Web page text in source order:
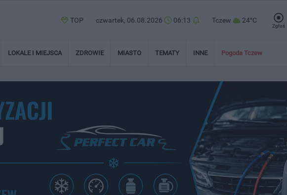
TOP czwartek, 06.08.2026 06:13 Tczew 24°C
Zgłoś
LOKALE I MIEJSCA ZDROWIE MIASTO TEMATY INNE Pogoda Tczew